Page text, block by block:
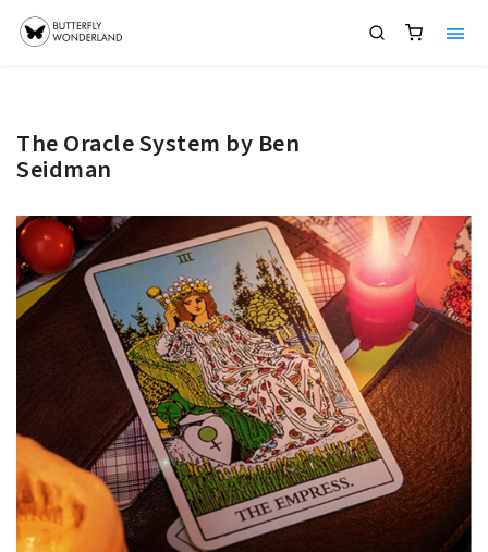
The Oracle System by Ben
Seidman